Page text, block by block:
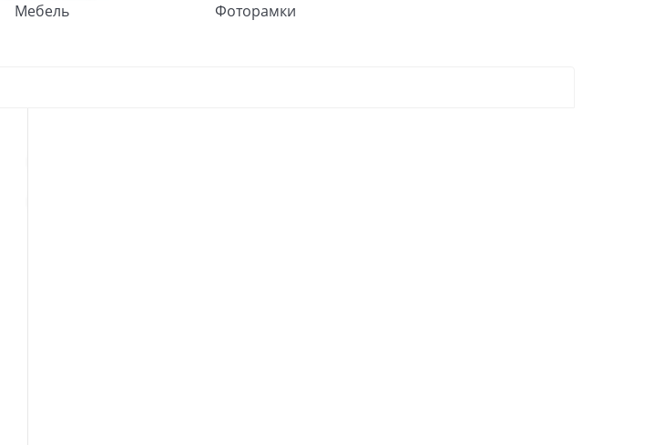
Мебель Фоторамки